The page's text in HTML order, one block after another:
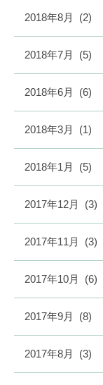
2018年8月 (2)
2018年7月 (5)
2018年6月 (6)
2018年3月 (1)
2018年1月 (5)
2017年12月 (3)
2017年11月 (3)
2017年10月 (6)
2017年9月 (8)
2017年8月 (3)